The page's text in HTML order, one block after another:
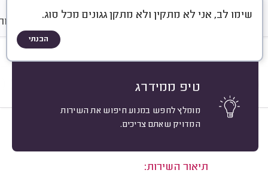
שימו לב, אני לא מתקין ולא מתקן גגונים מכל סוג.
הבנתי
טיפ ממידרג
מומלץ לחפש במנוע חיפוש את השירות
המדויק שאתם צריכים.
חוות דעת ממוצע גלריה
התקנת חלונות
יניב מגל, כפר סבא.
תיאור השירות: